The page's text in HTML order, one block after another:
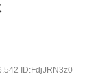
ID:FdjJRN3z0